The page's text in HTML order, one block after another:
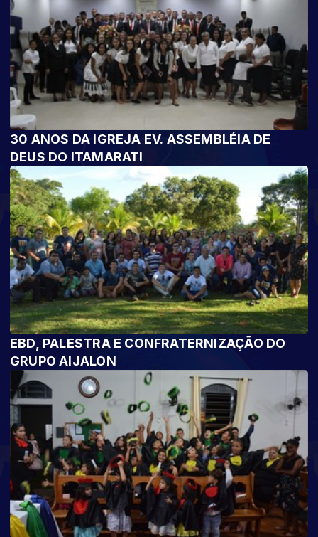
30 ANOS DA IGREJA EV. ASSEMBLÉIA DE
DEUS DO ITAMARATI
EBD, PALESTRA E CONFRATERNIZAÇÃO DO
GRUPO AIJALON